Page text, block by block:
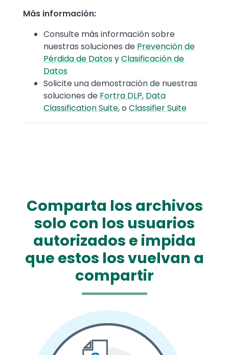
Más información:
Consulte más información sobre
nuestras soluciones de Prevención de
Pérdida de DatosyClasificación de
Datos
Solicite una demostración de nuestras
soluciones de Fortra DLP, Data
Classification Suite, o Classifier Suite
Comparta los archivos
solo con los usuarios
autorizados e impida
que estos los vuelvan a
compartir